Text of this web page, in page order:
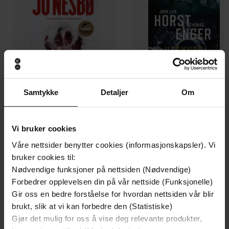
Samtykke Detaljer Om
Vi bruker cookies
Våre nettsider benytter cookies (informasjonskapsler). Vi
bruker cookies til:
Nødvendige funksjoner på nettsiden (Nødvendige)
Forbedrer opplevelsen din på vår nettside (Funksjonelle)
Gir oss en bedre forståelse for hvordan nettsiden vår blir
brukt, slik at vi kan forbedre den (Statistiske)
Gjør det mulig for oss å vise deg relevante produkter,
199,-
Minnesota
Jo Nesbø
EBOK
Utskudd
Jørn Lier Horst
EBOK
Undertittel Book 1